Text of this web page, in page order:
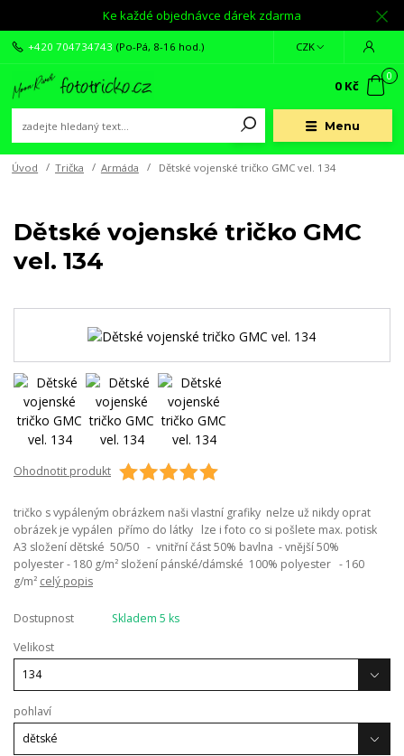
Ke každé objednávce dárek zdarma
Menu
CZK
+420 704734743 (Po-Pá, 8-16 hod.)
0
0 Kč
Úvod Trička Armáda Dětské vojenské tričko GMC vel. 134
Dětské vojenské tričko GMC
vel. 134
Ohodnotit produkt
tričko s vypáleným obrázkem naši vlastní grafiky nelze už nikdy oprat
obrázek je vypálen přímo do látky lze i foto co si pošlete max. potisk
A3 složení dětské 50/50 - vnitřní část 50% bavlna - vnější 50%
polyester - 180 g/m² složení pánské/dámské 100% polyester - 160
g/m² celý popis
Dostupnost
Skladem 5 ks
Velikost
pohlaví